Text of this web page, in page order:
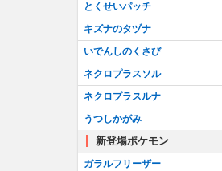
とくせいパッチ
キズナのタヅナ
いでんしのくさび
ネクロプラスソル
ネクロプラスルナ
うつしかがみ
新登場ポケモン
ガラルフリーザー